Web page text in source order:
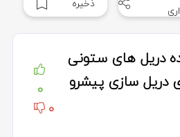
دریل های ستونی
دریل سازی پیشرو
0
0